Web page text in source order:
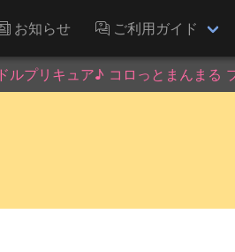
お知らせ ご利用ガイド
ルプリキュア♪ コロっとまんまる